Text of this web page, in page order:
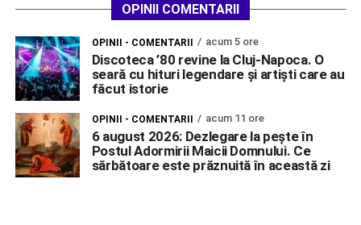
OPINII COMENTARII
OPINII - COMENTARII acum 5 ore
Discoteca ’80 revine la Cluj-Napoca. O
seară cu hituri legendare și artiști care au
făcut istorie
OPINII - COMENTARII acum 11 ore
6 august 2026: Dezlegare la pește în
Postul Adormirii Maicii Domnului. Ce
sărbătoare este prăznuită în această zi